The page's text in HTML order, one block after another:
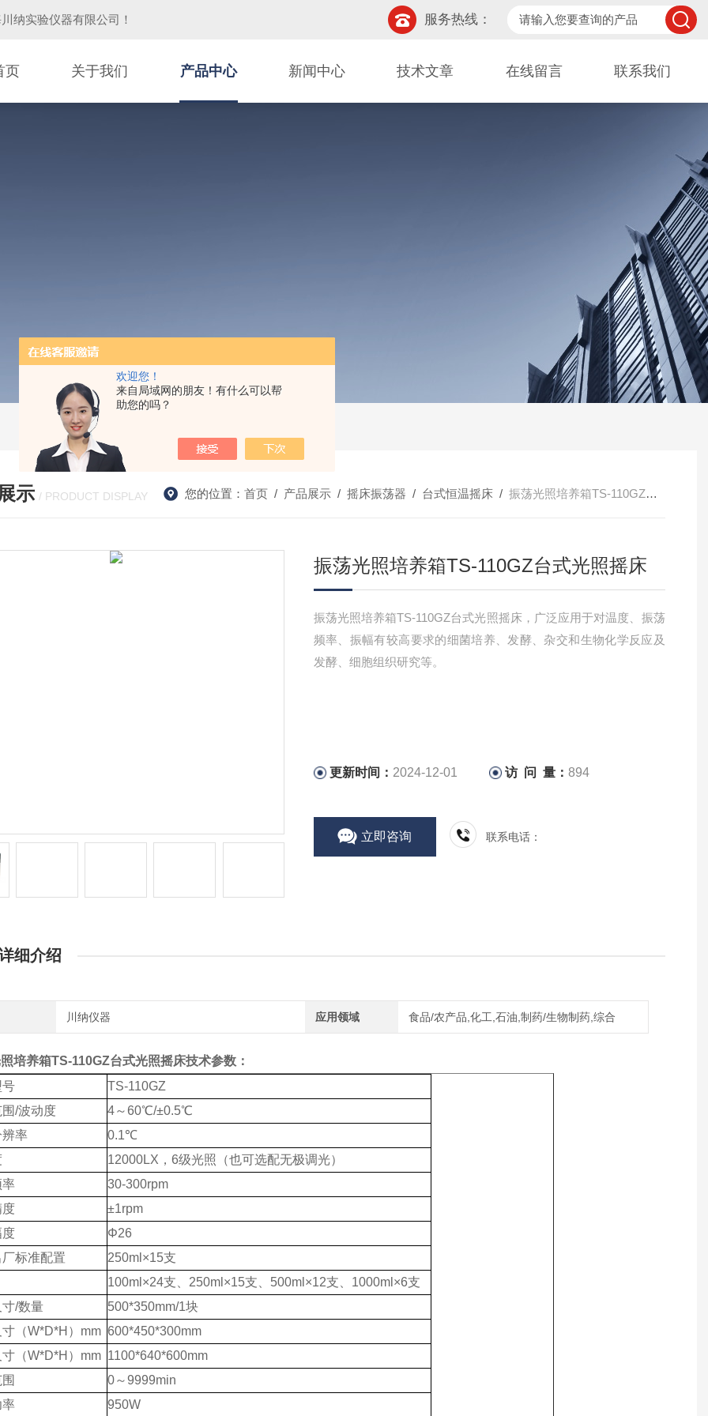
欢迎您！
来自局域网的朋友！有什么可以帮
助您的吗？
纳实验仪器有限公司 ！ 服务热线：
页 关于我们 产品中心 新闻中心 技术文章 在线留言 联系我们
示 / PRODUCT DISPLAY 您的位置： 首页/ 产品展示/ 摇床振荡器 / 台式恒温摇床/ 振荡光照培养箱TS-110GZ台式光照摇床
振荡光照培养箱TS-110GZ台式光照摇床
振荡光照培养箱TS-110GZ台式光照摇床，广泛应用于对温度、振荡
频率、振幅有较高要求的细菌培养、发酵、杂交和生物化学反应及
发酵、细胞组织研究等。
更新时间： 2024-12-01 访 问 量：894
立即咨询 联系电话：
细介绍
川纳仪器 应用领域 食品/农产品,化工,石油,制药/生物制药,综合
培养箱TS-110GZ台式光照摇床技术参数：
号
TS-110GZ
/波动度
4～60℃/±0.5℃
率
0.1℃
12000LX，6级光照（也可选配无极调光）
率
30-300rpm
度
±1rpm
度
Φ26
标准配置
250ml×15支
100ml×24支、250ml×15支、500ml×12支、1000ml×6支
/数量
500*350mm/1块
（W*D*H）mm 600*450*300mm
（W*D*H）mm 1100*640*600mm
0～9999min
率
950W